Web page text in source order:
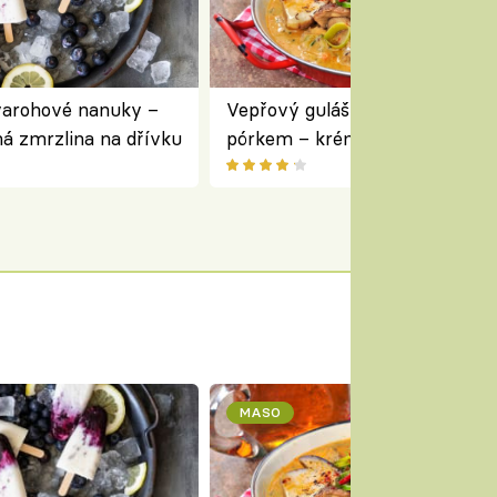
nanuky –
zmrzlina na dřívku
Vepřový guláš s houbami a
pórkem – krémový a voňavý
pokrm z jednoho hrnce
MASO